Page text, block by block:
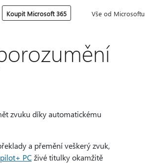
Koupit Microsoft 365 Vše od Microsoftu
zvuku díky automatickému
a přemění veškerý zvuk,
PC živé titulky okamžitě